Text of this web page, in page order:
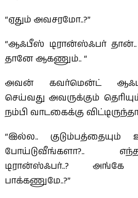
“ஏதும் அவசரமோ..?”
“ஆஃபீஸ் டிரான்ஸ்ஃபர்
தானே ஆகணும்.. “
அவன் கவர்மென்ட்
செய்வது அவருக்கும்
நம்பி வாடகைக்கு
“இல்ல.. குடும்பத்தையும்
போய்டுவீங்களா?..
டிரான்ஸ்ஃபர்..?
பாக்கணுமே..?”